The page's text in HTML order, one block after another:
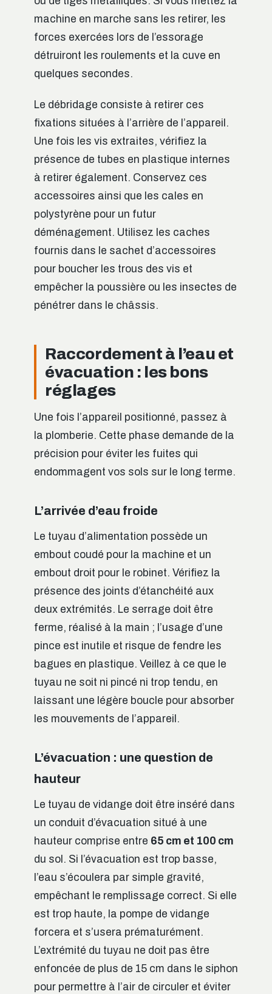
machine en marche sans les retirer, les
forces exercées lors de l’essorage
détruiront les roulements et la cuve en
quelques secondes.
Le débridage consiste à retirer ces
fixations situées à l’arrière de l’appareil.
Une fois les vis extraites, vérifiez la
présence de tubes en plastique internes
à retirer également. Conservez ces
accessoires ainsi que les cales en
polystyrène pour un futur
déménagement. Utilisez les caches
fournis dans le sachet d’accessoires
pour boucher les trous des vis et
empêcher la poussière ou les insectes de
pénétrer dans le châssis.
Raccordement à l’eau et
évacuation : les bons
réglages
Une fois l’appareil positionné, passez à
la plomberie. Cette phase demande de la
précision pour éviter les fuites qui
endommagent vos sols sur le long terme.
L’arrivée d’eau froide
Le tuyau d’alimentation possède un
embout coudé pour la machine et un
embout droit pour le robinet. Vérifiez la
présence des joints d’étanchéité aux
deux extrémités. Le serrage doit être
ferme, réalisé à la main ; l’usage d’une
pince est inutile et risque de fendre les
bagues en plastique. Veillez à ce que le
tuyau ne soit ni pincé ni trop tendu, en
laissant une légère boucle pour absorber
les mouvements de l’appareil.
L’évacuation : une question de
hauteur
Le tuyau de vidange doit être inséré dans
un conduit d’évacuation situé à une
hauteur comprise entre 65 cm et 100 cm
du sol. Si l’évacuation est trop basse,
l’eau s’écoulera par simple gravité,
empêchant le remplissage correct. Si elle
est trop haute, la pompe de vidange
forcera et s’usera prématurément.
L’extrémité du tuyau ne doit pas être
enfoncée de plus de 15 cm dans le siphon
pour permettre à l’air de circuler et éviter